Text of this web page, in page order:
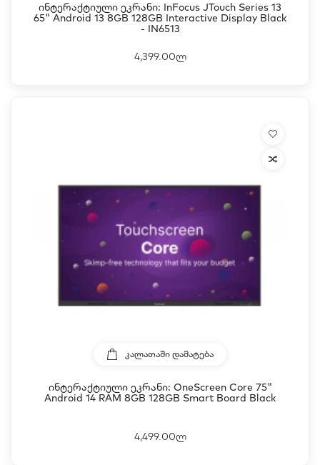
Ინტერაქტიული Ეკრანი: InFocus JTouch Series 13
65" Android 13 8GB 128GB Interactive Display Black
- IN6513
4,399.00ლ
ᲙᲐᲚᲐᲗᲐᲨᲘ ᲓᲐᲛᲐᲢᲔᲑᲐ
Ინტერაქტიული Ეკრანი: OneScreen Core 75"
Android 14 RAM 8GB 128GB Smart Board Black
4,499.00ლ